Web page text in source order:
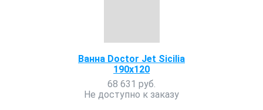
Ванна Doctor Jet Sicilia
190x120
68 631 руб.
Не доступно к заказу